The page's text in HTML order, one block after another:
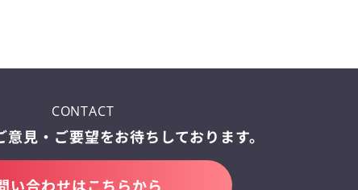
CONTACT
意見・ご要望をお待ちしております。
い合わせはこちらから